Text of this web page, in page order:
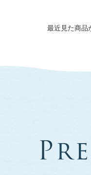
最近見た商品